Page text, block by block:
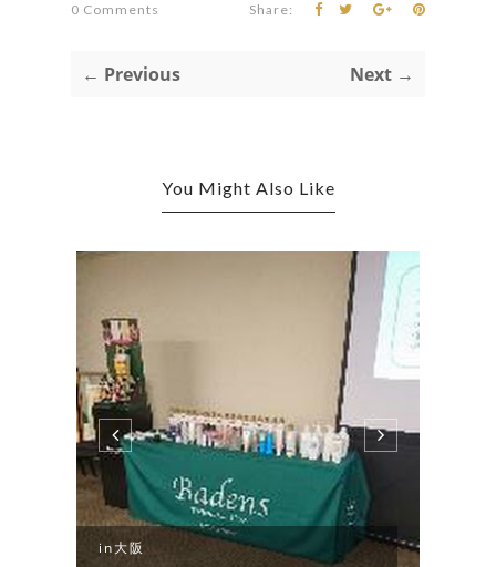
0 Comments Share:
← Previous Next →
You Might Also Like
in大阪